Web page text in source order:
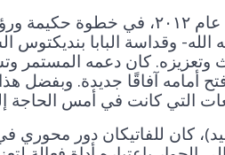
منذ اللحظة التي تأسس فيها (كايسيد)
الله- وقداسة البابا
كان دعمه المستمر
أمامه آفاقًا جديدة. وبفضل
التي كانت في أمس الحاجة
كان للفاتيكان دور محوري